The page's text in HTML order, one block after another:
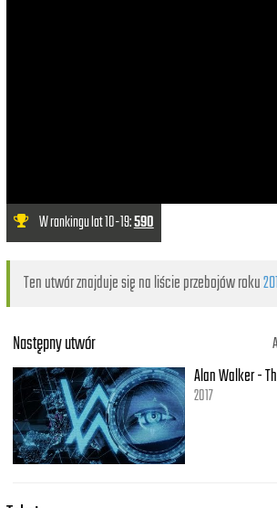
W rankingu lat 10-19:590
Ten utwór znajduje się na liście przebojów roku
Następny utwór
Alan Walker -
2017